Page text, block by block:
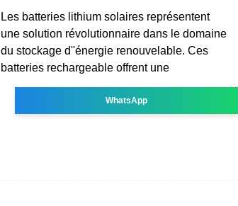
Les batteries lithium solaires représentent
une solution révolutionnaire dans le domaine
du stockage d''énergie renouvelable. Ces
batteries rechargeable offrent une
WhatsApp